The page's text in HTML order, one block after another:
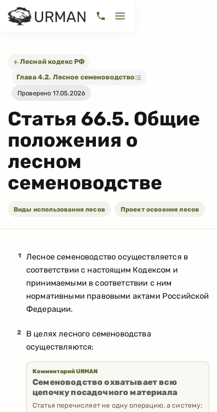
Лесной кодекс РФ
Глава 4.2. Лесное семеноводство
Проверено 17.05.2026
Статья 66.5. Общие
положения о
лесном
семеноводстве
Виды использования лесов Проект освоения лесов
1
Лесное семеноводство осуществляется в
соответствии с настоящим Кодексом и
принимаемыми в соответствии с ним
нормативными правовыми актами Российской
Федерации.
2
В целях лесного семеноводства
осуществляются:
Комментарий URMAN
Семеноводство охватывает всю
цепочку посадочного материала
Статья перечисляет не одну операцию, а систему: